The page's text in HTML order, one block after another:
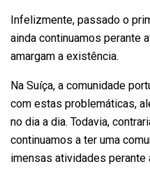
Infelizmente, passado o
ainda continuamos perante
amargam a existência.
Na Suíça, a comunidade
com estas problemáticas,
no dia a dia. Todavia,
continuamos a ter uma
imensas atividades